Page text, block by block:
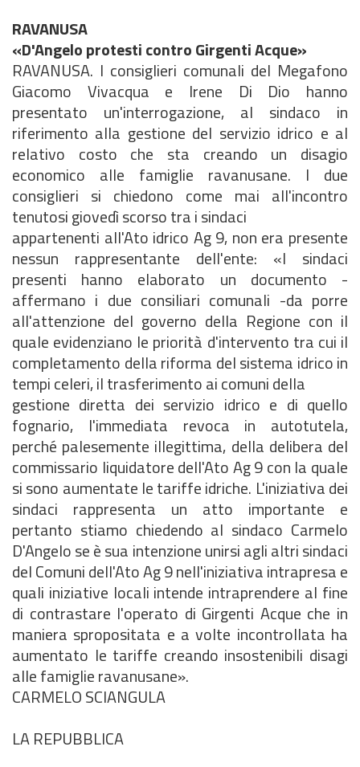
RAVANUSA
«D'Angelo protesti contro Girgenti Acque»
RAVANUSA. I consiglieri comunali del Megafono
Giacomo Vivacqua e Irene Di Dio hanno
presentato un'interrogazione, al sindaco in
riferimento alla gestione del servizio idrico e al
relativo costo che sta creando un disagio
economico alle famiglie ravanusane. I due
consiglieri si chiedono come mai all'incontro
tenutosi giovedì scorso tra i sindaci
appartenenti all'Ato idrico Ag 9, non era presente
nessun rappresentante dell'ente: «I sindaci
presenti hanno elaborato un documento -
affermano i due consiliari comunali -da porre
all'attenzione del governo della Regione con il
quale evidenziano le priorità d'intervento tra cui il
completamento della riforma del sistema idrico in
tempi celeri, il trasferimento ai comuni della
gestione diretta dei servizio idrico e di quello
fognario, l'immediata revoca in autotutela,
perché palesemente illegittima, della delibera del
commissario liquidatore dell'Ato Ag 9 con la quale
si sono aumentate le tariffe idriche. L'iniziativa dei
sindaci rappresenta un atto importante e
pertanto stiamo chiedendo al sindaco Carmelo
D'Angelo se è sua intenzione unirsi agli altri sindaci
del Comuni dell'Ato Ag 9 nell'iniziativa intrapresa e
quali iniziative locali intende intraprendere al fine
di contrastare l'operato di Girgenti Acque che in
maniera spropositata e a volte incontrollata ha
aumentato le tariffe creando insostenibili disagi
alle famiglie ravanusane».
CARMELO SCIANGULA
LA REPUBBLICA